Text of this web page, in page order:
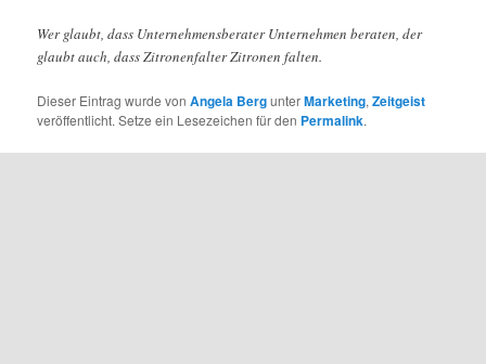
Wer glaubt, dass Unternehmensberater Unternehmen beraten, der
glaubt auch, dass Zitronenfalter Zitronen falten.
Dieser Eintrag wurde vonAngela BergunterMarketing,Zeitgeist
veröffentlicht. Setze ein Lesezeichen für den Permalink.